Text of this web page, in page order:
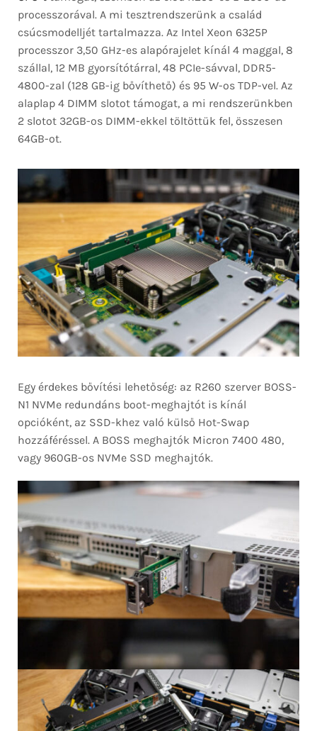
processzorával. A mi tesztrendszerünk a család
csúcsmodelljét tartalmazza. Az Intel Xeon 6325P
processzor 3,50 GHz-es alapórajelet kínál 4 maggal, 8
szállal, 12 MB gyorsítótárral, 48 PCIe-sávval, DDR5-
4800-zal (128 GB-ig bővíthető) és 95 W-os TDP-vel. Az
alaplap 4 DIMM slotot támogat, a mi rendszerünkben
2 slotot 32GB-os DIMM-ekkel töltöttük fel, összesen
64GB-ot.
Egy érdekes bővítési lehetőség: az R260 szerver BOSS-
N1 NVMe redundáns boot-meghajtót is kínál
opcióként, az SSD-khez való külső Hot-Swap
hozzáféréssel. A BOSS meghajtók Micron 7400 480,
vagy 960GB-os NVMe SSD meghajtók.